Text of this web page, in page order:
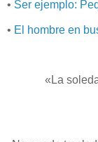
• Ser ejemplo:
• El hombre en
« La